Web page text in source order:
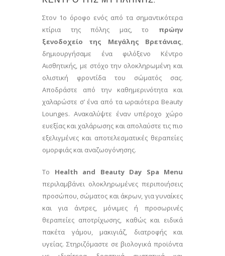
Στον 1ο όροφο ενός από τα σημαντικότερα
κτίρια της πόλης μας, το πρώην
ξενοδοχείο της
Μεγάλης Βρετάνιας,
δημιουργήσαμε ένα φιλόξενο Kέντρο
Αισθητικής, με στόχο την ολοκληρωμένη και
ολιστική φροντίδα του σώματός σας.
Αποδράστε από την καθημερινότητα και
χαλαρώστε σ’ ένα από τα ωραιότερα Beauty
Lounges. Ανακαλύψτε έναν υπέροχο χώρο
ευεξίας και χαλάρωσης και απολαύστε τις πιο
εξελιγμένες και αποτελεσματικές θεραπείες
ομορφιάς και αναζωογόνησης.
Το Health and Beauty Day Spa Menu
περιλαμβάνει ολοκληρωμένες περιποιήσεις
προσώπου, σώματος και άκρων, για γυναίκες
και για άντρες, μόνιμες ή προσωρινές
θεραπείες αποτρίχωσης, καθώς και ειδικά
πακέτα γάμου, μακιγιάζ, διατροφής και
υγείας. Στηριζόμαστε σε βιολογικά προϊόντα